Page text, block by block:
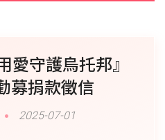
愛守護烏托邦』
募捐款徵信
2025-07-01